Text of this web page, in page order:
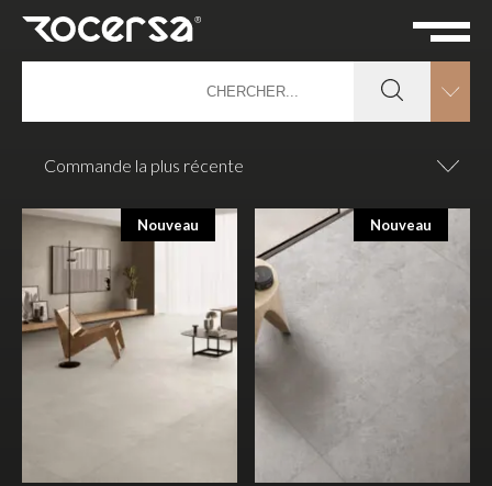
Commande la plus récente
Nouveau Nouveau